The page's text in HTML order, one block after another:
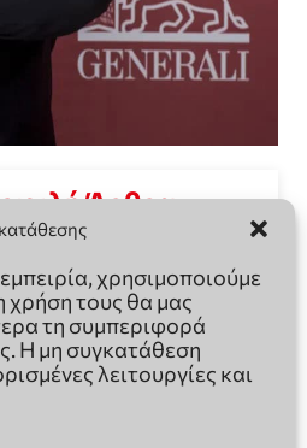
χρησιμοποιούμε
τους θα μας
τη συμπεριφορά
Η μη συγκατάθεση
λειτουργίες και